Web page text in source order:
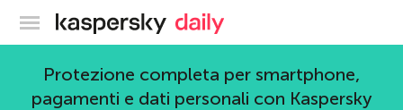
Blog ufficiale di Kaspersky
Protezione completa per smartphone,
pagamenti e dati personali con Kaspersky